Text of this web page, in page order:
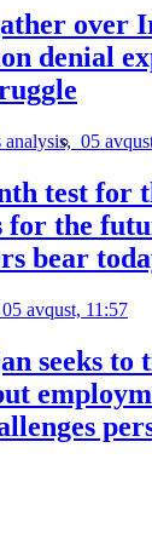
over
denial
analysis, 05
test for
for the
bear
05 avqust, 11:57
seeks to